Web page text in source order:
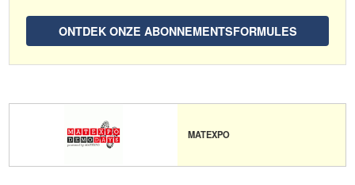
ONTDEK ONZE ABONNEMENTSFORMULES
MATEXPO